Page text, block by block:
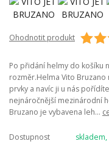
Ohodnotit produkt
Po přidání helmy do košíku
rozměr.Helma Vito
prvky a navíc ji u nás
nejnáročnější mezinárodní
Bruzano je vybavena leh...
Dostupnost